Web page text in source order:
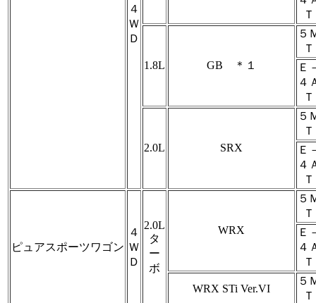
４
Ｗ
Ｄ
Ｔ
1.8L GB ＊１
５
Ｔ
Ｅ
４
Ｔ
2.0L SRX
５
Ｔ
Ｅ
４
Ｔ
ピュアスポーツワゴン
４
Ｗ
Ｄ
2.0L
タ
ー
ボ
WRX
５
Ｔ
Ｅ
４
Ｔ
WRX STi Ver.VI
５
Ｔ